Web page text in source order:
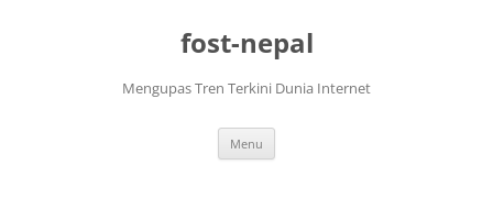
fost-nepal
Mengupas Tren Terkini Dunia Internet
Menu